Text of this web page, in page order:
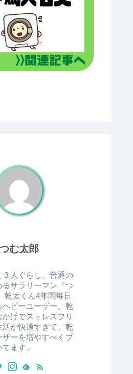
つむ太郎
３人ぐらし、普通の
るサラリーマン『つ
乾太くん4年間毎日
ヘビーユーザー。乾
げでストレスフリ
活が快適すぎて、乾
ザーを増やすべくブ
ます。